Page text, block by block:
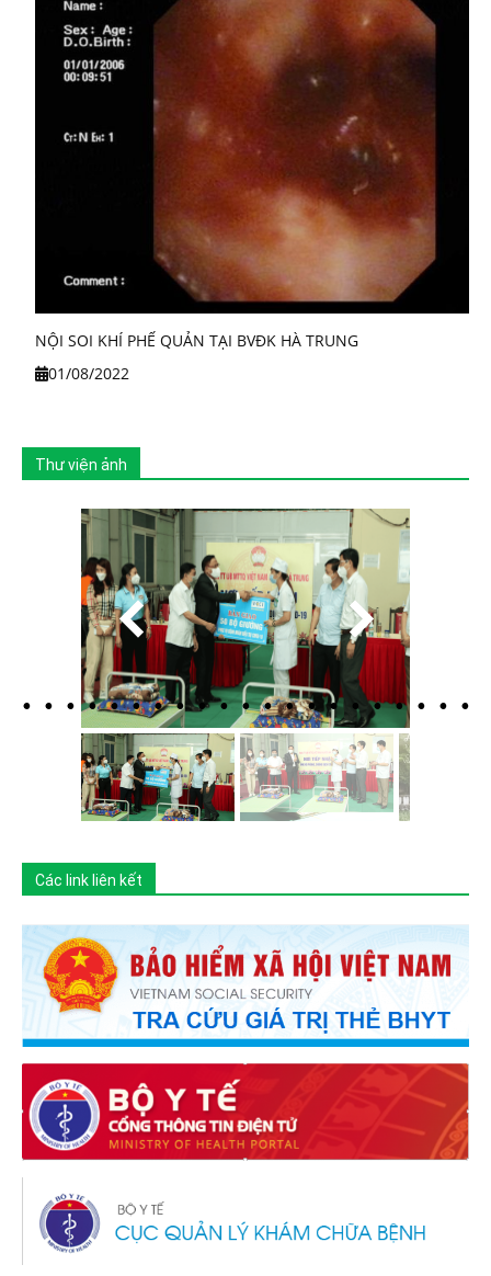
NỘI SOI KHÍ PHẾ QUẢN TẠI BVĐK HÀ TRUNG
01/08/2022
Thư viện ảnh
Các link liên kết